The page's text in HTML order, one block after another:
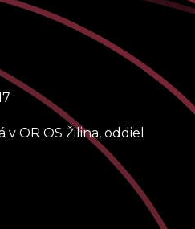
OR OS Žilina, oddiel